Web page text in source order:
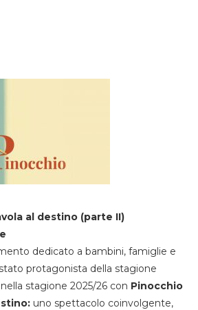
al destino (parte II)
dedicato a bambini, famiglie e
protagonista della stagione
stagione 2025/26 con Pinocchio
uno spettacolo coinvolgente,